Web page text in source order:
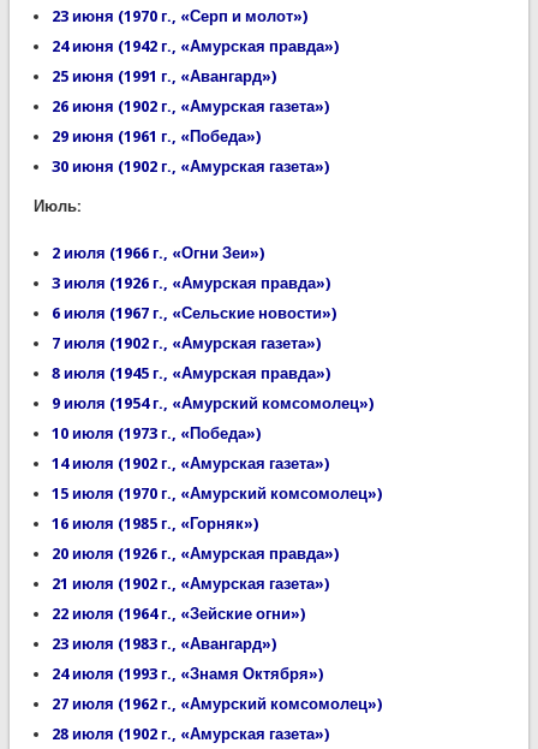
23 июня (1970 г., «Серп и молот»)
24 июня (1942 г., «Амурская правда»)
25 июня (1991 г., «Авангард»)
26 июня (1902 г., «Амурская газета»)
29 июня (1961 г., «Победа»)
30 июня (1902 г., «Амурская газета»)
Июль:
2 июля (1966 г., «Огни Зеи»)
3 июля (1926 г., «Амурская правда»)
6 июля (1967 г., «Сельские новости»)
7 июля (1902 г., «Амурская газета»)
8 июля (1945 г., «Амурская правда»)
9 июля (1954 г., «Амурский комсомолец»)
10 июля (1973 г., «Победа»)
14 июля (1902 г., «Амурская газета»)
15 июля (1970 г., «Амурский комсомолец»)
16 июля (1985 г., «Горняк»)
20 июля (1926 г., «Амурская правда»)
21 июля (1902 г., «Амурская газета»)
22 июля (1964 г., «Зейские огни»)
23 июля (1983 г., «Авангард»)
24 июля (1993 г., «Знамя Октября»)
27 июля (1962 г., «Амурский комсомолец»)
28 июля (1902 г., «Амурская газета»)